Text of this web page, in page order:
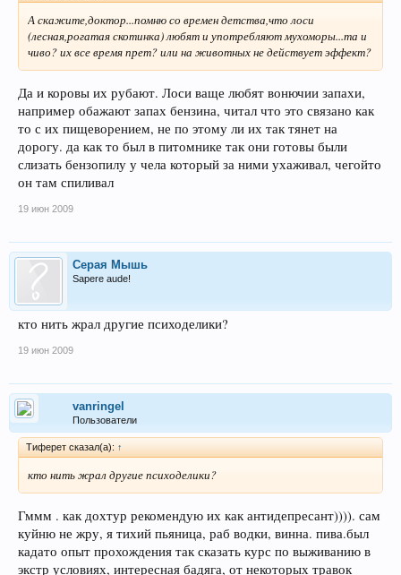
А скажите,доктор...помню со времен детства,что лоси
(лесная,рогатая скотинка) любят и употребляют мухоморы...та и
чиво? их все время прет? или на животных не действует эффект?
Да и коровы их рубают. Лоси ваще любят вонючии запахи,
например обажают запах бензина, читал что это связано как
то с их пищеворением, не по этому ли их так тянет на
дорогу. да как то был в питомнике так они готовы были
слизать бензопилу у чела который за ними ухаживал, чегойто
он там спиливал
19 июн 2009
Серая Мышь
Sapere aude!
кто нить жрал другие психоделики?
19 июн 2009
vanringel
Пользователи
Тиферет сказал(а): ↑
кто нить жрал другие психоделики?
Гммм . как дохтур рекомендую их как антидепресант)))). сам
куйню не жру, я тихий пьяница, раб водки, винна. пива.был
кадато опыт прохождения так сказать курс по выживанию в
экстр условиях, интересная бадяга, от некоторых травок